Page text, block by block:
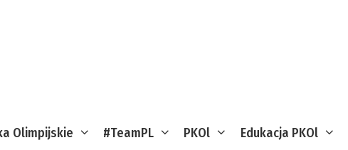
Olimpijskie #TeamPL PKOl Edukacja PKOl